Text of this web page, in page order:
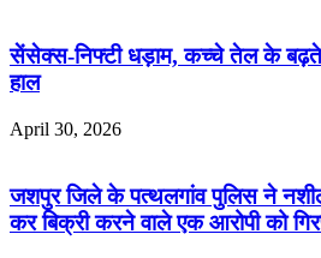
सेंसेक्स-निफ्टी धड़ाम, कच्चे तेल के बढ़ते
हाल
April 30, 2026
जशपुर जिले के पत्थलगांव पुलिस ने
कर बिक्री करने वाले एक आरोपी को